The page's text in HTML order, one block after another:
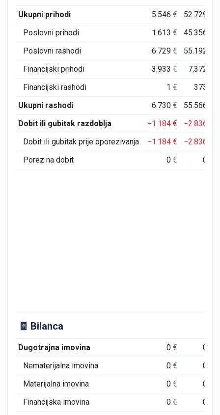
Ukupni prihodi
5.546€ 52.729
Poslovni prihodi
1.613€ 45.356
Poslovni rashodi
6.729€ 55.192
Financijski prihodi
3.933€ 7.372
Financijski rashodi
1€ 373
Ukupni rashodi
6.730€ 55.566
Dobit ili gubitak razdoblja
−1.184€ −2.836
Dobit ili gubitak prije oporezivanja
−1.184€ −2.836
Porez na dobit
0€ 0
🧾 Bilanca
Dugotrajna imovina 0€ 0
Nematerijalna imovina
0€ 0
Materijalna imovina
0€ 0
Financijska imovina
0€ 0